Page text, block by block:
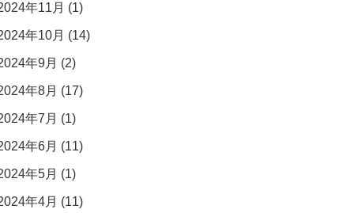
年11月 (1)
年10月 (14)
年9月 (2)
年8月 (17)
年7月 (1)
年6月 (11)
年5月 (1)
年4月 (11)